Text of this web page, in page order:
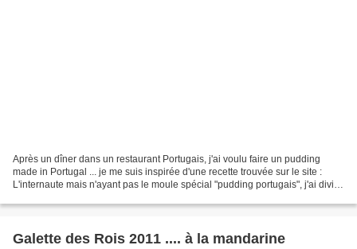
Après un dîner dans un restaurant Portugais, j'ai voulu faire un pudding
made in Portugal ... je me suis inspirée d'une recette trouvée sur le site :
L'internaute mais n'ayant pas le moule spécial "pudding portugais", j'ai divisé
Galette des Rois 2011 .... à la mandarine